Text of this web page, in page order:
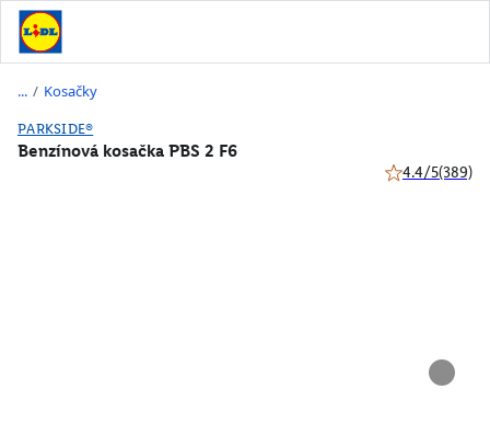
/ Kosačky
PARKSIDE®
Benzínová kosačka PBS 2 F6
4.4/5(389)